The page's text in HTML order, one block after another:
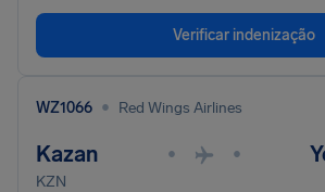
Verificar indenização
WZ1066 • Red Wings Airlines
Kazan • •
KZN